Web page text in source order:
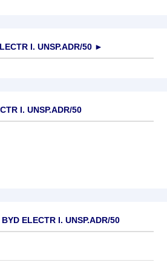
I. UNSP.ADR/50 ►
I. UNSP.ADR/50
ELECTR I. UNSP.ADR/50